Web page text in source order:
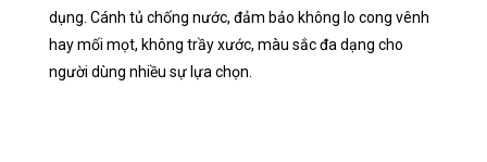
dụng. Cánh tủ chống nước, đảm bảo không lo cong vênh
hay mối mọt, không trầy xước, màu sắc đa dạng cho
người dùng nhiều sự lựa chọn.